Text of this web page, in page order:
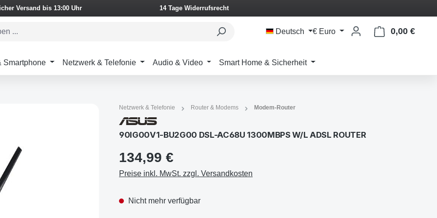
Versand bis 13:00 Uhr 14 Tage Widerrufsrecht
Deutsch € Euro 0,00 €
Smartphone Netzwerk & Telefonie Audio & Video Smart Home & Sicherheit
Netzwerk & Telefonie Router & Modems Modem-Router
90IG00V1-BU2G00 DSL-AC68U 1300MBPS W/L ADSL ROUTER
134,99 €
Preise inkl. MwSt. zzgl. Versandkosten
Nicht mehr verfügbar